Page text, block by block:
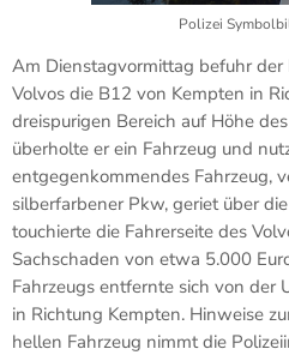
Polizei
Am Dienstagvormittag befuhr der
Volvos die B12 von Kempten in
dreispurigen Bereich auf Höhe
überholte er ein Fahrzeug und
entgegenkommendes Fahrzeug,
silberfarbener Pkw, geriet über
touchierte die Fahrerseite des
Sachschaden von etwa 5.000
Fahrzeugs entfernte sich von der
in Richtung Kempten. Hinweise
hellen Fahrzeug nimmt die